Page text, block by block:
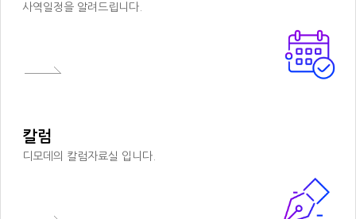
사역일정을 알려드립니다.
칼럼
디모데의 칼럼자료실 입니다.